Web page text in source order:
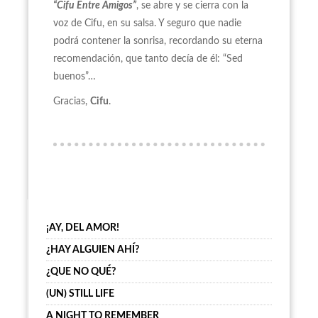
“Cifu Entre Amigos”, se abre y se cierra con la
voz de Cifu, en su salsa. Y seguro que nadie
podrá contener la sonrisa, recordando su eterna
recomendación, que tanto decía de él: “Sed
buenos”…
Gracias, Cifu.
¡AY, DEL AMOR!
¿HAY ALGUIEN AHÍ?
¿QUE NO QUÉ?
(UN) STILL LIFE
A NIGHT TO REMEMBER